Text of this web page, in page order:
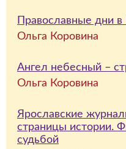
Православные дни
Ольга Коровина
Ангел небесный –
Ольга Коровина
Ярославские
страницы истории.
судьбой